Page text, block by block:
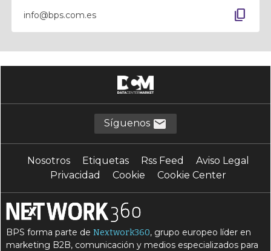
info@bps.com.es content_copy
Síguenos
Nosotros Etiquetas Rss Feed
Aviso Legal
Privacidad
Cookie Cookie Center
BPS forma parte deNextwork360, grupo europeo líder en
marketing B2B, comunicación y medios especializados para